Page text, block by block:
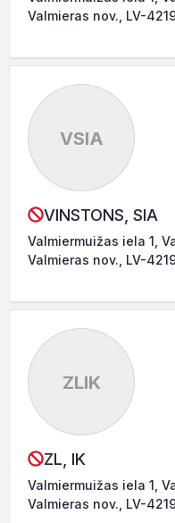
Valmieras nov., LV-
VSIA
VINSTONS, SIA
Valmiermuižas iela 1,
Valmieras nov., LV-
ZLIK
ZL, IK
Valmiermuižas iela 1,
Valmieras nov., LV-